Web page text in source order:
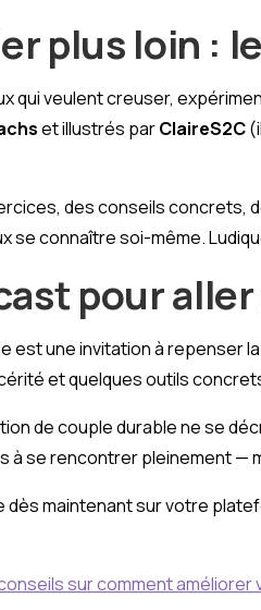
plus loin :
qui veulent creuser,
et illustrés parClaireS2C
des conseils
se connaître soi-même.
pour
est une invitation à repenser
et quelques outils
de couple durable ne se
à se rencontrer pleinement —
dès maintenant sur votre
sur comment améliorer